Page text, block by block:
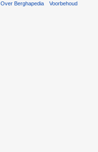
Over Berghapedia Voorbehoud